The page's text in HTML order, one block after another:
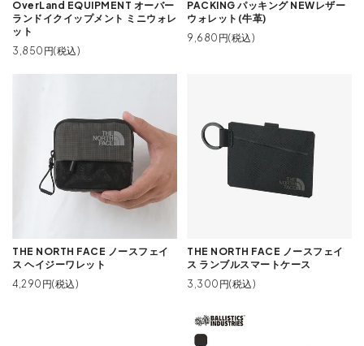
OverLand EQUIPMENT オーバー
ランドイクイップメント ミニウォレ
ット
3,850円(税込)
PACKING パッキング NEWレザー
ウォレット(牛革)
9,680円(税込)
THE NORTH FACE ノースフェイ
ス ヘイジーワレット
4,290円(税込)
THE NORTH FACE ノースフェイ
ス ランブルスマートケース
3,300円(税込)